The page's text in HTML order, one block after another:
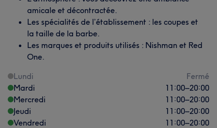
amicale et décontractée.
Les spécialités de l’établissement : les coupes et
la taille de la barbe.
Les marques et produits utilisés : Nishman et Red
One.
Lundi
Fermé
Mardi
11:00–20:00
Mercredi
11:00–20:00
Jeudi
11:00–20:00
Vendredi
11:00–20:00